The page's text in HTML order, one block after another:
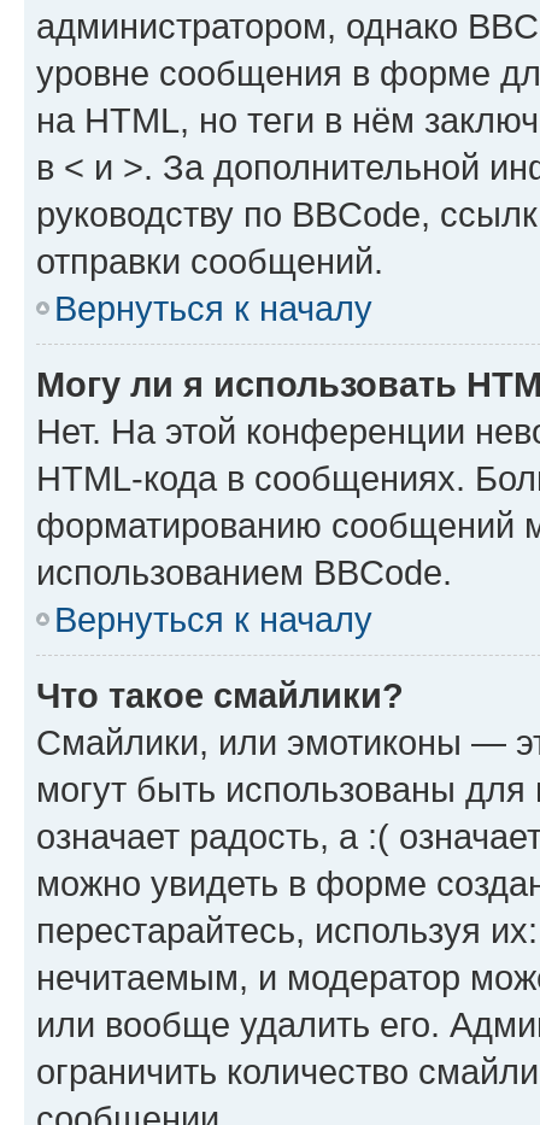
администратором, однако
уровне сообщения в форме
на HTML, но теги в нём
в < и >. За дополнительной
руководству по BBCode,
отправки сообщений.
Вернуться к началу
Могу ли я использовать
Нет. На этой конференции
HTML-кода в сообщениях.
форматированию сообщений
использованием BBCode.
Вернуться к началу
Что такое смайлики?
Смайлики, или эмотиконы —
могут быть использованы
означает радость, а :(
можно увидеть в форме
перестарайтесь, используя
нечитаемым, и модератор
или вообще удалить его.
ограничить количество